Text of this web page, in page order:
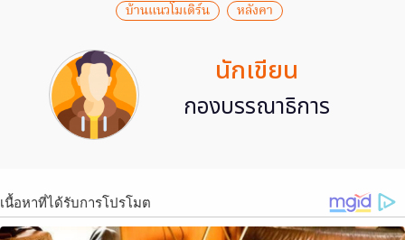
บ้านแนวโมเดิร์น หลังคา
นักเขียน
กองบรรณาธิการ
เนื้อหาที่ได้รับการโปรโมต